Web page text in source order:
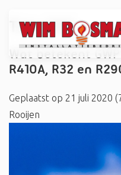
Tag:CO2
Wat betekent
R410A, R32 en
Geplaatst op 21 juli 2020
Rooijen